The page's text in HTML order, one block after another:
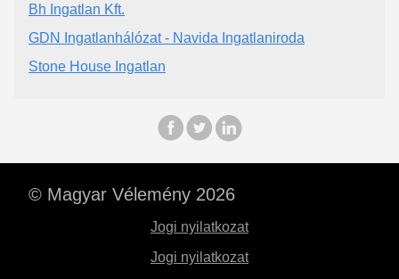
Bh Ingatlan Kft.
GDN Ingatlanhálózat - Navida Ingatlaniroda
Stone House Ingatlan
© Magyar Vélemény 2026
Jogi nyilatkozat
Jogi nyilatkozat